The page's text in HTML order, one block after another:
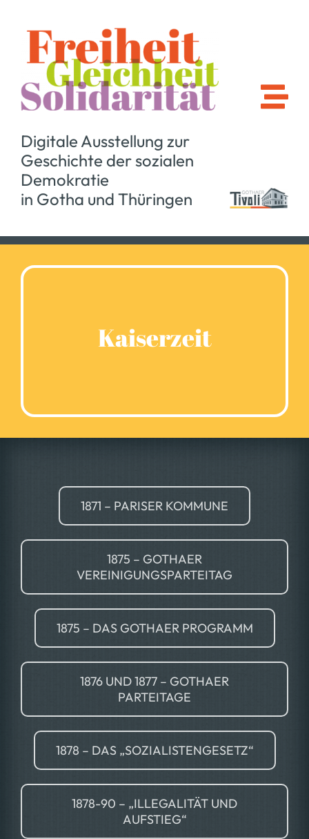
springen
Digitale Ausstellung zur
Geschichte der sozialen
Demokratie
in Gotha und Thüringen
Kaiserzeit
1871 – PARISER KOMMUNE
1875 – GOTHAER
VEREINIGUNGSPARTEITAG
1875 – DAS GOTHAER PROGRAMM
1876 UND 1877 – GOTHAER
PARTEITAGE
1878 – DAS „SOZIALISTENGESETZ“
1878-90 – „ILLEGALITÄT UND
AUFSTIEG“